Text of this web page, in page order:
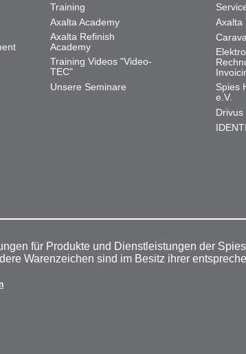
Training
Axalta Academy
Axalta Refinish
Academy
Training Videos "Video-
TEC"
Unsere Seminare
Axalta
Spies
e.V.
Drivus
für Produkte und Dienstleistungen der
Warenzeichen sind im Besitz ihrer